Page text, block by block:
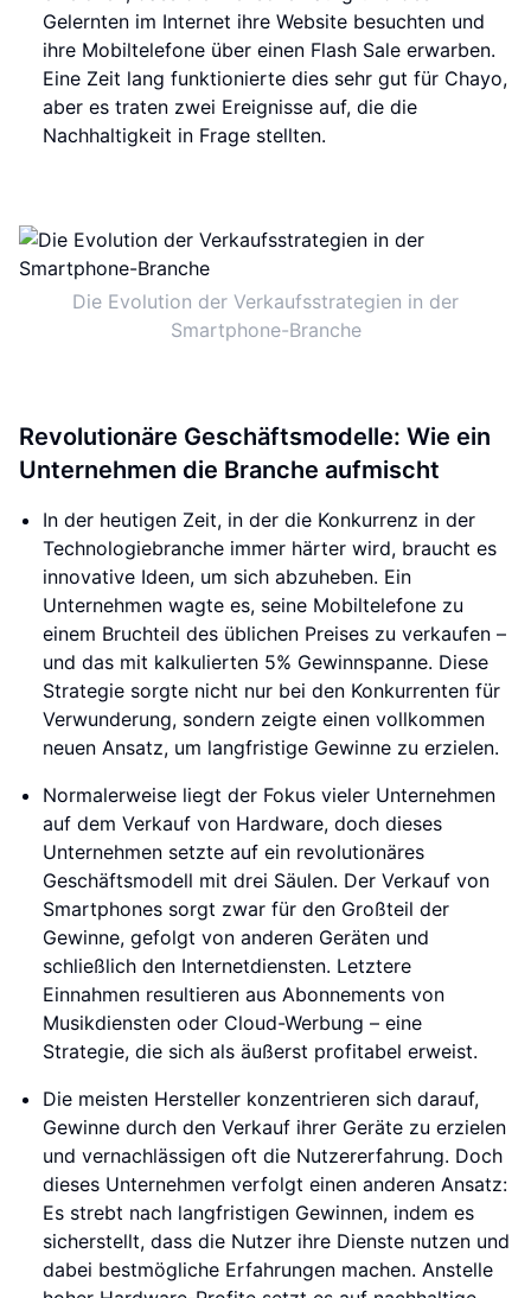
Gelernten im Internet ihre Website besuchten und
ihre Mobiltelefone über einen Flash Sale erwarben.
Eine Zeit lang funktionierte dies sehr gut für Chayo,
aber es traten zwei Ereignisse auf, die die
Nachhaltigkeit in Frage stellten.
Die Evolution der Verkaufsstrategien in der
Smartphone-Branche
Revolutionäre Geschäftsmodelle: Wie ein
Unternehmen die Branche aufmischt
In der heutigen Zeit, in der die Konkurrenz in der
Technologiebranche immer härter wird, braucht es
innovative Ideen, um sich abzuheben. Ein
Unternehmen wagte es, seine Mobiltelefone zu
einem Bruchteil des üblichen Preises zu verkaufen –
und das mit kalkulierten 5% Gewinnspanne. Diese
Strategie sorgte nicht nur bei den Konkurrenten für
Verwunderung, sondern zeigte einen vollkommen
neuen Ansatz, um langfristige Gewinne zu erzielen.
Normalerweise liegt der Fokus vieler Unternehmen
auf dem Verkauf von Hardware, doch dieses
Unternehmen setzte auf ein revolutionäres
Geschäftsmodell mit drei Säulen. Der Verkauf von
Smartphones sorgt zwar für den Großteil der
Gewinne, gefolgt von anderen Geräten und
schließlich den Internetdiensten. Letztere
Einnahmen resultieren aus Abonnements von
Musikdiensten oder Cloud-Werbung – eine
Strategie, die sich als äußerst profitabel erweist.
Die meisten Hersteller konzentrieren sich darauf,
Gewinne durch den Verkauf ihrer Geräte zu erzielen
und vernachlässigen oft die Nutzererfahrung. Doch
dieses Unternehmen verfolgt einen anderen Ansatz:
Es strebt nach langfristigen Gewinnen, indem es
sicherstellt, dass die Nutzer ihre Dienste nutzen und
dabei bestmögliche Erfahrungen machen. Anstelle